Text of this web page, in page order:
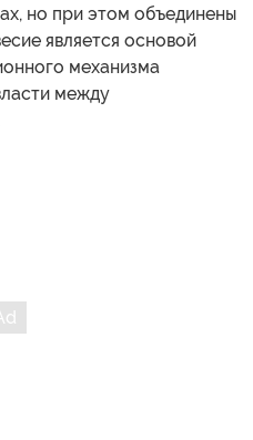
но при этом объединены
является основой
механизма
между